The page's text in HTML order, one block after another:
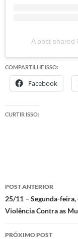
A post shared
COMPARTILHE ISSO:
Facebook
CURTIR ISSO:
Navegação
de
posts
POST ANTERIOR
25/11 – Segunda-
Violência Contra as
PRÓXIMO POST